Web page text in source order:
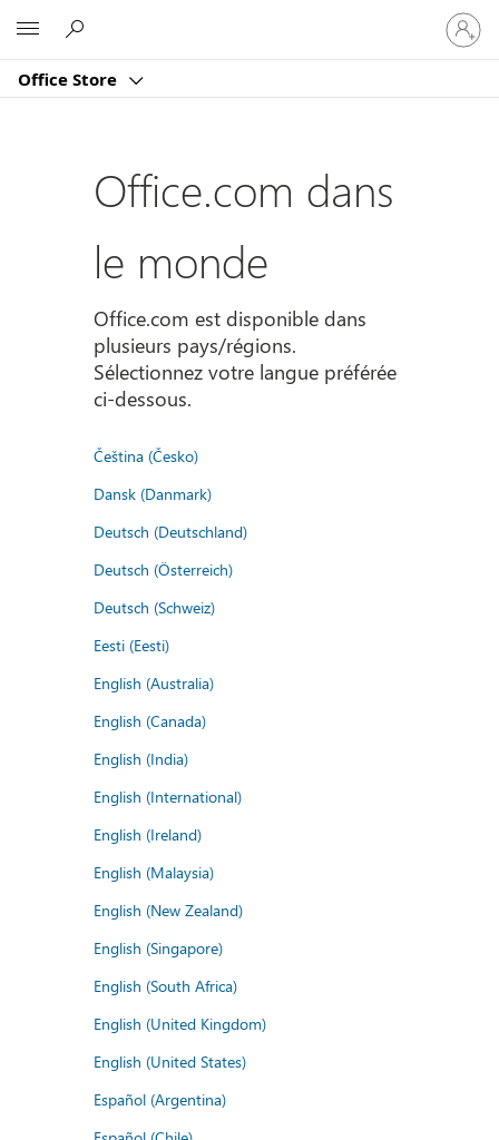
Office Store
vous
à
compte
Office.com dans
le monde
Office.com est disponible dans
plusieurs pays/régions.
Sélectionnez votre langue préférée
ci-dessous.
Čeština (Česko)
Dansk (Danmark)
Deutsch (Deutschland)
Deutsch (Österreich)
Deutsch (Schweiz)
Eesti (Eesti)
English (Australia)
English (Canada)
English (India)
English (International)
English (Ireland)
English (Malaysia)
English (New Zealand)
English (Singapore)
English (South Africa)
English (United Kingdom)
English (United States)
Español (Argentina)